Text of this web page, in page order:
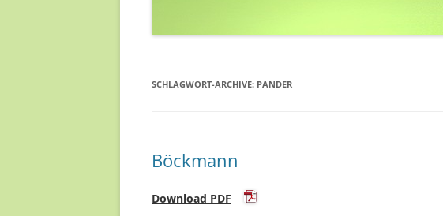
SCHLAGWORT-ARCHIVE: PANDER
Böckmann
Download PDF